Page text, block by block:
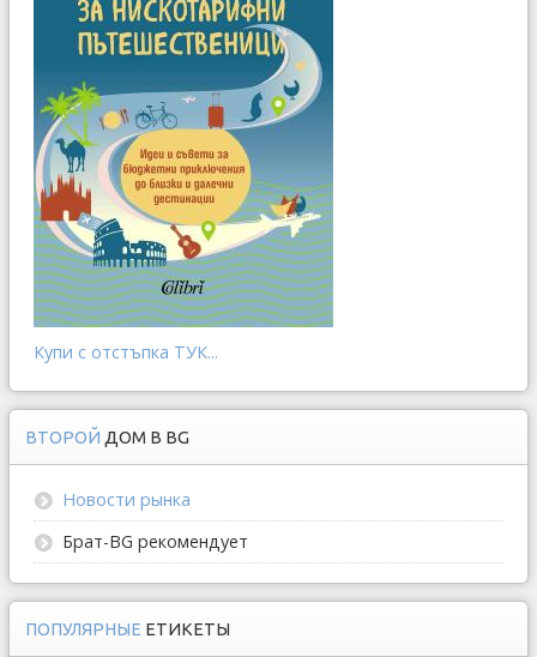
Купи с отстъпка ТУК...
ВТОРОЙ ДОМ В BG
Новости рынка
Брат-BG рекомендует
ПОПУЛЯРНЫЕ ЕТИКЕТЫ